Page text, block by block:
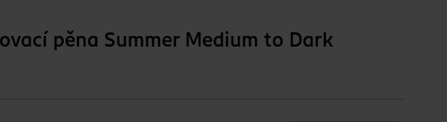
pěna Summer Medium to Dark